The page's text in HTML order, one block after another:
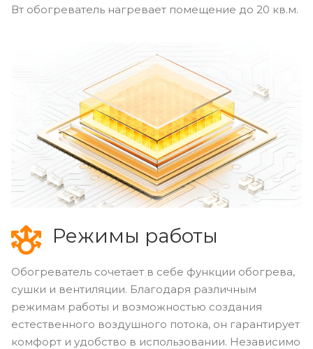
Вт обогреватель нагревает помещение до 20 кв.м.
Режимы работы
Обогреватель сочетает в себе функции обогрева,
сушки и вентиляции. Благодаря различным
режимам работы и возможностью создания
естественного воздушного потока, он гарантирует
комфорт и удобство в использовании. Независимо